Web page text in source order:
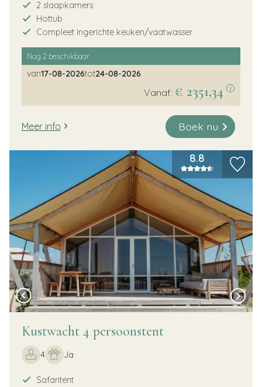
2 slaapkamers
Hottub
Compleet ingerichte keuken/vaatwasser
Nog2 beschikbaar.
van17-08-2026tot24-08-2026
Vanaf: € 2351,34 i
Meer info Boek nu
8.8
Kustwacht 4 persoonstent
4 Ja
Safaritent